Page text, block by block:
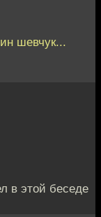
шевчук...
в этой беседе